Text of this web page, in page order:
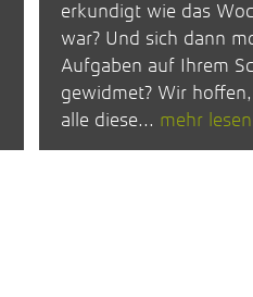
erkundigt wie das
war? Und sich dann
Aufgaben auf Ihrem
gewidmet? Wir
alle diese... mehr lesen